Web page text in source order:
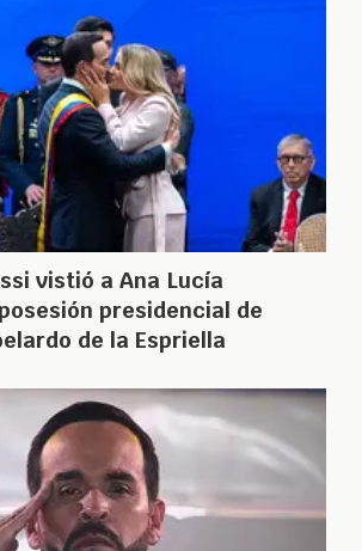
vistió a Ana Lucía
presidencial de
de la Espriella